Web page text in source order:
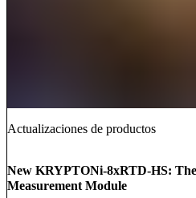
Actualizaciones de productos
New KRYPTONi-8xRTD-HS:
Measurement Module